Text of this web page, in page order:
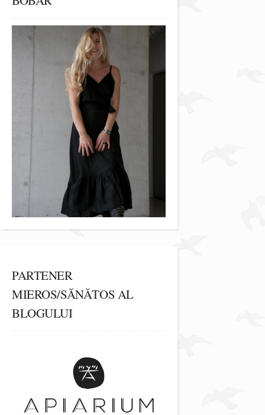
PARTENER
MIEROS/SĂNĂTOS AL
BLOGULUI